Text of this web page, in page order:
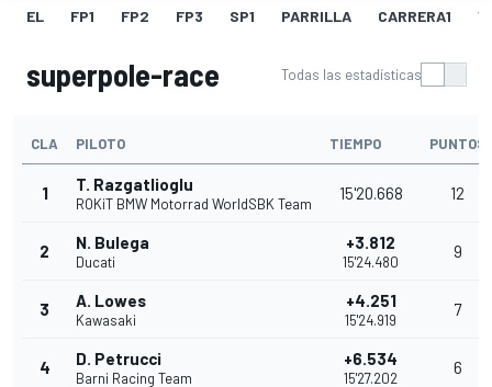
EL FP1 FP2 FP3 SP1 PARRILLA CARRERA1
superpole-race Todas las estadísticas
CLA PILOTO TIEMPO PUNTOS
1 T. Razgatlioglu
ROKiT BMW Motorrad WorldSBK Team
15'20.668 12
2 N. Bulega
Ducati
+3.812
15'24.480
9
3 A. Lowes
Kawasaki
+4.251
15'24.919
7
4 D. Petrucci
Barni Racing Team
+6.534
15'27.202
6